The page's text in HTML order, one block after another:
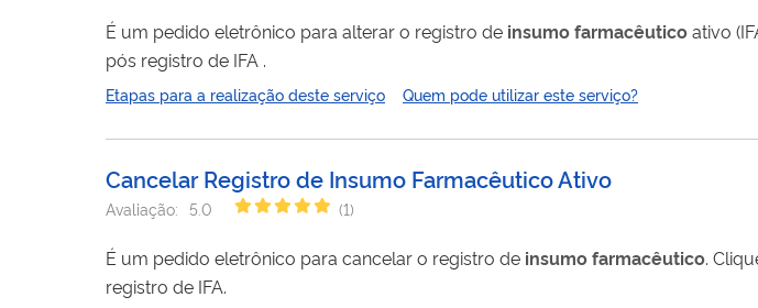
É um pedido eletrônico para alterar o registro de insumofarmacêuticoativo (IFA). Clique aqui para saber mais
pós registro de IFA .
Etapas para a realização deste serviço Quem pode utilizar este serviço?
Cancelar Registro de Insumo Farmacêutico Ativo
Avaliação: 5.0 (1)
É um pedido eletrônico para cancelar o registro de insumofarmacêutico. Clique aqui para saber mais sobre cancelamento de
registro de IFA.